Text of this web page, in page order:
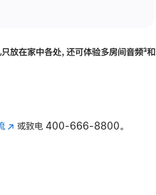
只放在家中各处，还可体验多‍房‍间音频脚
³和
(在 或致电 400-666-8800。